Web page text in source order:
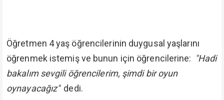
Öğretmen 4 yaş öğrencilerinin duygusal yaşlarını
öğrenmek istemiş ve bunun için öğrencilerine: "Hadi
bakalım sevgili öğrencilerim, şimdi bir oyun
oynayacağız" dedi.